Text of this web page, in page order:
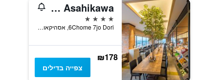
Art Hotel Asahikawa
4 כוכבים
6Chome 7jo Dori, אסהיקאווה, יפן
₪178
צפייה בדילים